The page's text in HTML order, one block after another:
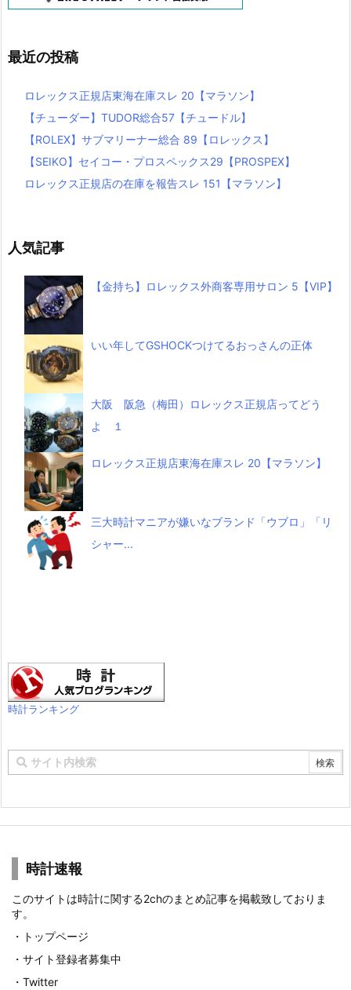
最近の投稿
ロレックス正規店東海在庫スレ 20【マラソン】
【チューダー】TUDOR総合57【チュードル】
【ROLEX】サブマリーナー総合 89【ロレックス】
【SEIKO】セイコー・プロスペックス29【PROSPEX】
ロレックス正規店の在庫を報告スレ 151【マラソン】
人気記事
【金持ち】ロレックス外商客専用サロン 5【VIP】
いい年してGSHOCKつけてるおっさんの正体
大阪 阪急（梅田）ロレックス正規店ってどう
よ １
ロレックス正規店東海在庫スレ 20【マラソン】
三大時計マニアが嫌いなブランド「ウブロ」「リ
シャー...
時計ランキング
時計速報
このサイトは時計に関する2chのまとめ記事を掲載致しておりま
す。
・ トップページ
・ サイト登録者募集中
・ Twitter